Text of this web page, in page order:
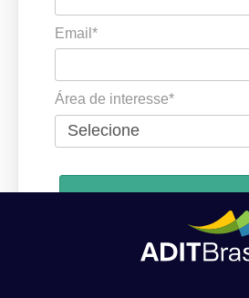
Email*
Área de interesse*
Ao se cadastrar, você concorda em receber